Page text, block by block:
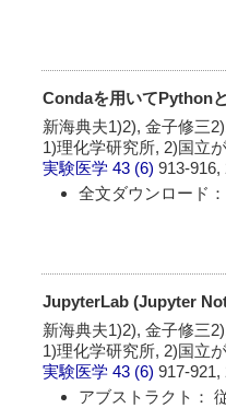
Condaを用いてPython
新海典夫1)2), 金子修三
1)理化学研究所, 2)国立
実験医学 43 (6)913-916,
全文ダウンロード
JupyterLab (Jupyter
新海典夫1)2), 金子修三
1)理化学研究所, 2)国立
実験医学 43 (6)917-921,
アブストラクト：